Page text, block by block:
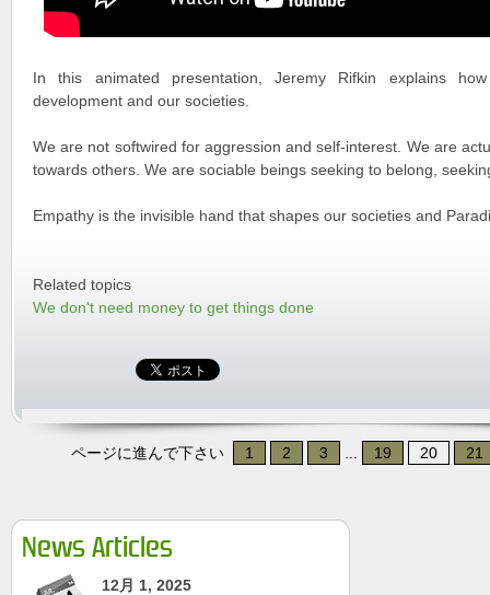
In this animated presentation, Jeremy Rifkin explains
development and our societies.
We are not softwired for aggression and self-interest. We are
towards others. We are sociable beings seeking to belong,
Empathy is the invisible hand that shapes our societies and
Related topics
We don't need money to get things done
ページに進んで下さい 1 2 3 19 20 21
News Articles
12月 1, 2025